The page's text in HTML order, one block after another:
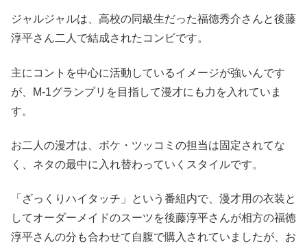
ジャルジャルは、高校の同級生だった福徳秀介さんと後藤
淳平さん二人で結成されたコンビです。
主にコントを中心に活動しているイメージが強いんです
が、M-1グランプリを目指して漫才にも力を入れていま
す。
お二人の漫才は、ボケ・ツッコミの担当は固定されてな
く、ネタの最中に入れ替わっていくスタイルです。
「ざっくりハイタッチ」という番組内で、漫才用の衣装と
してオーダーメイドのスーツを後藤淳平さんが相方の福徳
淳平さんの分も合わせて自腹で購入されていましたが、お